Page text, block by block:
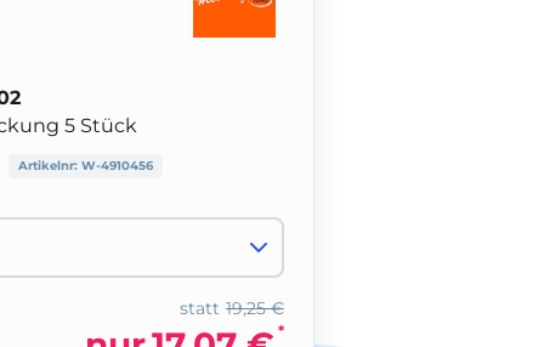
5 Stück
Artikelnr: W-4910456
19,25 €
statt
*